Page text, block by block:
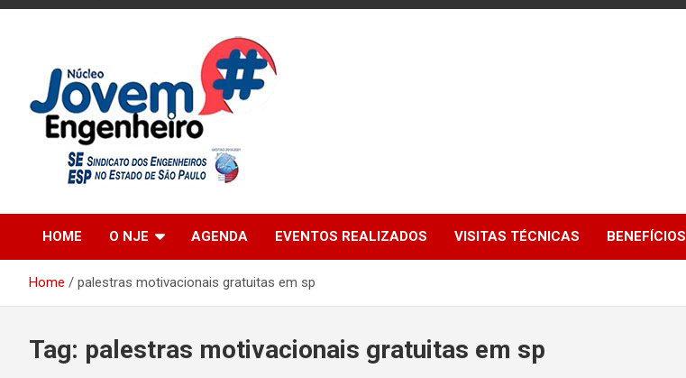
Núcleo Jovem
Engenheiro
HOME O NJE AGENDA EVENTOS REALIZADOS VISITAS TÉCNICAS BENEFÍCIOS
Home palestras motivacionais gratuitas em sp
Tag: palestras motivacionais gratuitas em sp